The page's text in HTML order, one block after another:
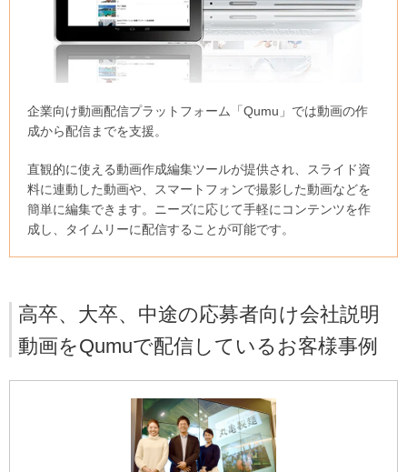
企業向け動画配信プラットフォーム「Qumu」では動画の作
成から配信までを支援。
直観的に使える動画作成編集ツールが提供され、スライド資
料に連動した動画や、スマートフォンで撮影した動画などを
簡単に編集できます。ニーズに応じて手軽にコンテンツを作
成し、タイムリーに配信することが可能です。
高卒、大卒、中途の応募者向け会社説明
動画をQumuで配信しているお客様事例